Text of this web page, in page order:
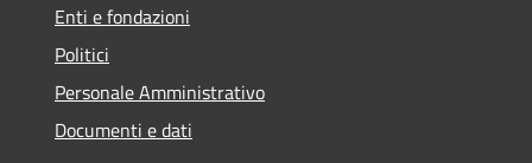
Enti e fondazioni
Politici
Personale Amministrativo
Documenti e dati